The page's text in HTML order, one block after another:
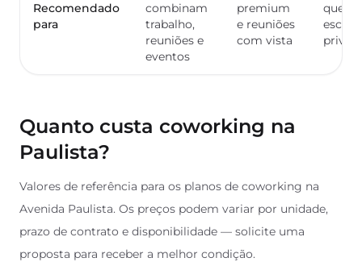
Recomendado
para
combinam
trabalho,
reuniões e
eventos
premium
e reuniões
com vista
Quanto custa coworking na
Paulista?
Valores de referência para os planos de coworking na
Avenida Paulista. Os preços podem variar por unidade,
prazo de contrato e disponibilidade — solicite uma
proposta para receber a melhor condição.